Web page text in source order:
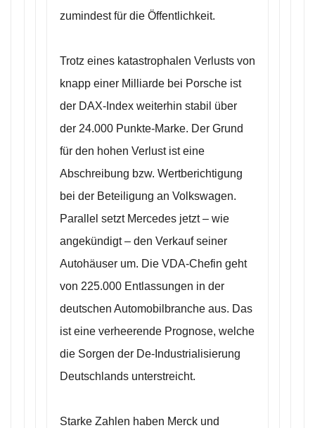
zumindest für die Öffentlichkeit.
Trotz eines katastrophalen Verlusts von
knapp einer Milliarde bei Porsche ist
der DAX-Index weiterhin stabil über
der 24.000 Punkte-Marke. Der Grund
für den hohen Verlust ist eine
Abschreibung bzw. Wertberichtigung
bei der Beteiligung an Volkswagen.
Parallel setzt Mercedes jetzt – wie
angekündigt – den Verkauf seiner
Autohäuser um. Die VDA-Chefin geht
von 225.000 Entlassungen in der
deutschen Automobilbranche aus. Das
ist eine verheerende Prognose, welche
die Sorgen der De-Industrialisierung
Deutschlands unterstreicht.
Starke Zahlen haben Merck und